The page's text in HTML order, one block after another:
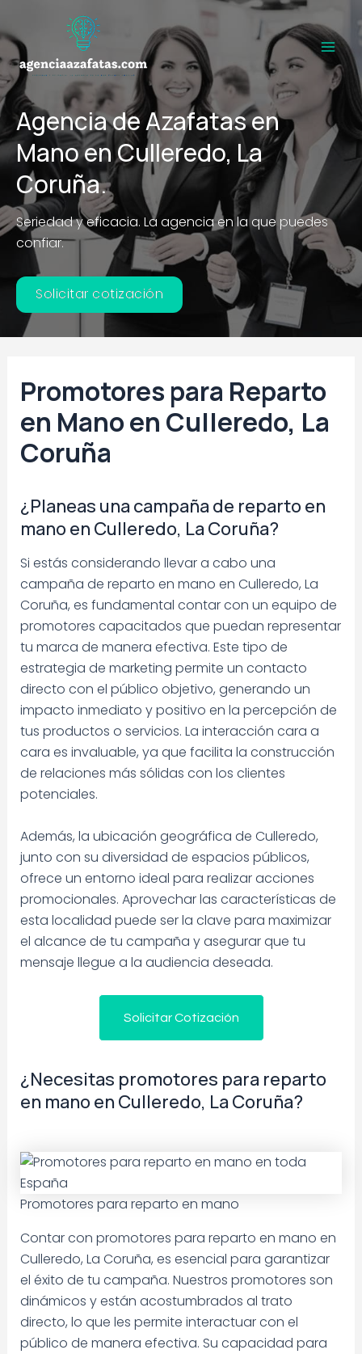
al
contenido
Main
Agencia de Azafatas en
Mano en Culleredo, La
Coruña.
Seriedad y eficacia. La agencia en la que puedes
confiar.
Solicitar cotización
Promotores para Reparto
en Mano en Culleredo, La
Coruña
¿Planeas una campaña de reparto en
mano en Culleredo, La Coruña?
Si estás considerando llevar a cabo una
campaña de reparto en mano en Culleredo, La
Coruña, es fundamental contar con un equipo de
promotores capacitados que puedan representar
tu marca de manera efectiva. Este tipo de
estrategia de marketing permite un contacto
directo con el público objetivo, generando un
impacto inmediato y positivo en la percepción de
tus productos o servicios. La interacción cara a
cara es invaluable, ya que facilita la construcción
de relaciones más sólidas con los clientes
potenciales.
Además, la ubicación geográfica de Culleredo,
junto con su diversidad de espacios públicos,
ofrece un entorno ideal para realizar acciones
promocionales. Aprovechar las características de
esta localidad puede ser la clave para maximizar
el alcance de tu campaña y asegurar que tu
mensaje llegue a la audiencia deseada.
Solicitar Cotización
¿Necesitas promotores para reparto
en mano en Culleredo, La Coruña?
Promotores para reparto en mano
Contar con promotores para reparto en mano en
Culleredo, La Coruña, es esencial para garantizar
el éxito de tu campaña. Nuestros promotores son
dinámicos y están acostumbrados al trato
directo, lo que les permite interactuar con el
público de manera efectiva. Su capacidad para